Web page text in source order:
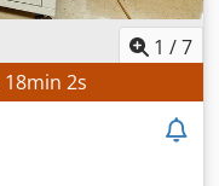
1 /7
18min 0s